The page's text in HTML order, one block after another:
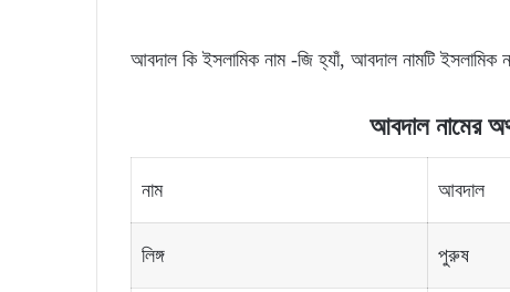
আবদাল কি ইসলামিক নাম -জি হ্যাঁ, আবদাল নামটি ইসলামিক
আবদাল নামের
নাম আবদাল
লিঙ্গ পুরুষ